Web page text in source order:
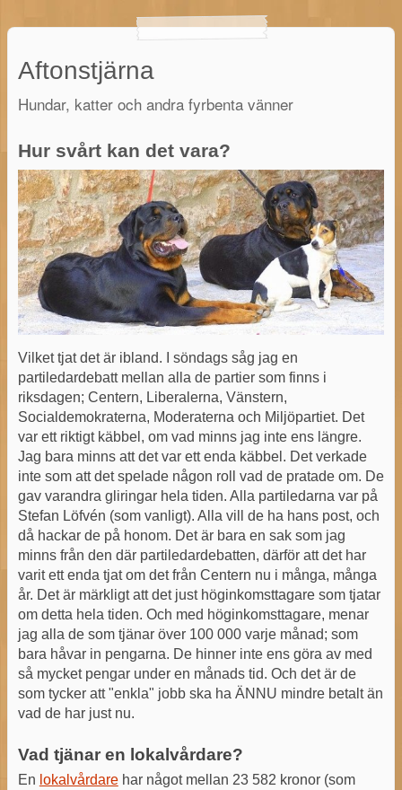
Aftonstjärna
Hundar, katter och andra fyrbenta vänner
Hur svårt kan det vara?
Vilket tjat det är ibland. I söndags såg jag en
partiledardebatt mellan alla de partier som finns i
riksdagen; Centern, Liberalerna, Vänstern,
Socialdemokraterna, Moderaterna och Miljöpartiet. Det
var ett riktigt käbbel, om vad minns jag inte ens längre.
Jag bara minns att det var ett enda käbbel. Det verkade
inte som att det spelade någon roll vad de pratade om. De
gav varandra gliringar hela tiden. Alla partiledarna var på
Stefan Löfvén (som vanligt). Alla vill de ha hans post, och
då hackar de på honom. Det är bara en sak som jag
minns från den där partiledardebatten, därför att det har
varit ett enda tjat om det från Centern nu i många, många
år. Det är märkligt att det just höginkomsttagare som tjatar
om detta hela tiden. Och med höginkomsttagare, menar
jag alla de som tjänar över 100 000 varje månad; som
bara håvar in pengarna. De hinner inte ens göra av med
så mycket pengar under en månads tid. Och det är de
som tycker att "enkla" jobb ska ha ÄNNU mindre betalt än
vad de har just nu.
Vad tjänar en lokalvårdare?
En lokalvårdarehar något mellan 23 582 kronor (som